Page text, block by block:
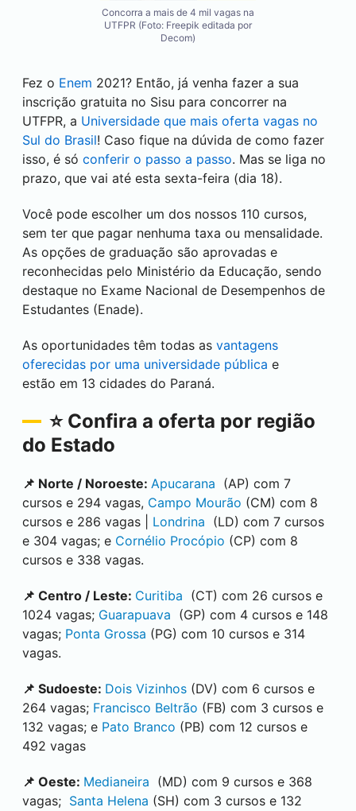
Concorra a mais de 4 mil vagas na
UTFPR (Foto: Freepik editada por
Decom)
Fez o Enem 2021? Então, já venha fazer a sua
inscrição gratuita no Sisu para concorrer na
UTFPR, a Universidade que mais oferta vagas no
Sul do Brasil! Caso fique na dúvida de como fazer
isso, é só conferir o passo a passo. Mas se liga no
prazo, que vai até esta sexta-feira (dia 18).
Você pode escolher um dos nossos 110 cursos,
sem ter que pagar nenhuma taxa ou mensalidade.
As opções de graduação são aprovadas e
reconhecidas pelo Ministério da Educação, sendo
destaque no Exame Nacional de Desempenhos de
Estudantes (Enade).
As oportunidades têm todas as vantagens
oferecidas por uma universidade pública e
estão em 13 cidades do Paraná.
⭐ Confira a oferta por região
do Estado
📌 Norte / Noroeste: Apucarana (AP) com 7
cursos e 294 vagas, Campo Mourão (CM) com 8
cursos e 286 vagas | Londrina (LD) com 7 cursos
e 304 vagas; e Cornélio Procópio (CP) com 8
cursos e 338 vagas.
📌 Centro / Leste: Curitiba (CT) com 26 cursos e
1024 vagas; Guarapuava (GP) com 4 cursos e 148
vagas; Ponta Grossa (PG) com 10 cursos e 314
vagas.
📌 Sudoeste: Dois Vizinhos (DV) com 6 cursos e
264 vagas; Francisco Beltrão (FB) com 3 cursos e
132 vagas; e Pato Branco (PB) com 12 cursos e
492 vagas
📌 Oeste: Medianeira (MD) com 9 cursos e 368
vagas; Santa Helena (SH) com 3 cursos e 132